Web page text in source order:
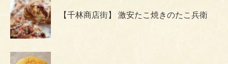
【千林商店街】 激安たこ焼きのたこ兵衛